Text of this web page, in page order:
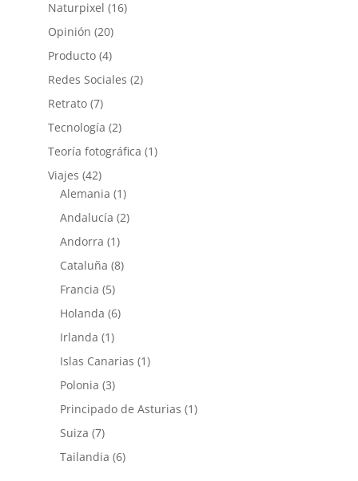
Naturpixel (16)
Opinión (20)
Producto(4)
Redes Sociales (2)
Retrato(7)
Tecnología (2)
Teoría fotográfica (1)
Viajes (42)
Alemania (1)
Andalucía (2)
Andorra (1)
Cataluña (8)
Francia (5)
Holanda (6)
Irlanda (1)
Islas Canarias (1)
Polonia (3)
Principado de Asturias (1)
Suiza (7)
Tailandia (6)